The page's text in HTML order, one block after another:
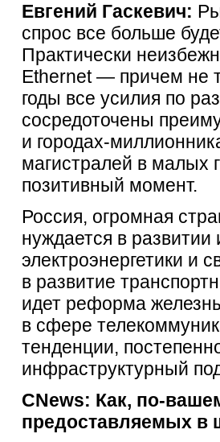
Евгений Гаскевич:
спрос все больше
Практически
Ethernet — причем не
годы все усилия по
сосредоточены
и городах-
магистралей в малых
позитивный момент.
Россия, огромная
нуждается в
электроэнергетики и
в развитие
идет реформа
в сфере
тенденции,
инфраструктурный
CNews: Как, по-
предоставляемых в